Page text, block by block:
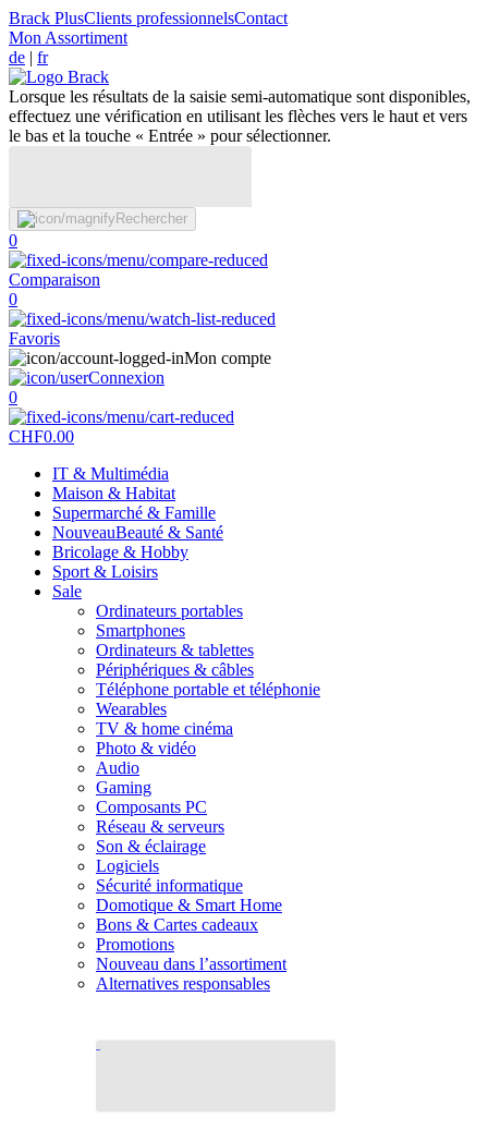
Brack PlusClients professionnelsContact
Mon Assortiment
de | fr
Lorsque les résultats de la saisie semi-automatique sont disponibles,
effectuez une vérification en utilisant les flèches vers le haut et vers
le bas et la touche « Entrée » pour sélectionner.
Rechercher
0
Comparaison
0
Favoris
Mon compte
Connexion
0
CHF0.00
IT & Multimédia
Maison & Habitat
Supermarché & Famille
NouveauBeauté & Santé
Bricolage & Hobby
Sport & Loisirs
Sale
Ordinateurs portables
Smartphones
Ordinateurs & tablettes
Périphériques & câbles
Téléphone portable et téléphonie
Wearables
TV & home cinéma
Photo & vidéo
Audio
Gaming
Composants PC
Réseau & serveurs
Son & éclairage
Logiciels
Sécurité informatique
Domotique & Smart Home
Bons & Cartes cadeaux
Promotions
Nouveau dans l’assortiment
Alternatives responsables